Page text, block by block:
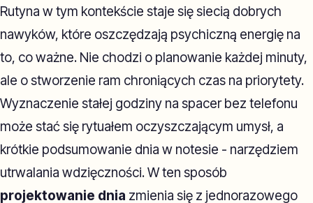
Rutyna w tym kontekście staje się siecią dobrych
nawyków, które oszczędzają psychiczną energię na
to, co ważne. Nie chodzi o planowanie każdej minuty,
ale o stworzenie ram chroniących czas na priorytety.
Wyznaczenie stałej godziny na spacer bez telefonu
może stać się rytuałem oczyszczającym umysł, a
krótkie podsumowanie dnia w notesie - narzędziem
utrwalania wdzięczności. W ten sposób
projektowanie dnia zmienia się z jednorazowego